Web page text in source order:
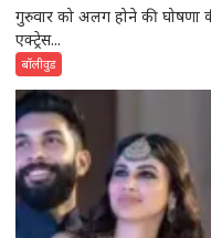
गुरुवार को अलग होने की घोषणा
एक्ट्रेस...
बॉलीवुड